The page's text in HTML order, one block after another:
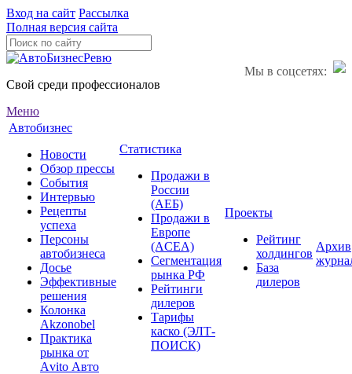
Вход на сайт Рассылка
Полная версия сайта
Мы в соцсетях:
Свой среди профессионалов
Меню
Автобизнес
Новости
Обзор прессы
События
Интервью
Рецепты
успеха
Персоны
автобизнеса
Досье
Эффективные
решения
Колонка
Akzonobel
Практика
рынка от
Аvito Авто
Статистика
Продажи в
России
(АЕБ)
Продажи в
Европе
(ACEA)
Сегментация
рынка РФ
Рейтинги
дилеров
Тарифы
каско (ЭЛТ-
ПОИСК)
Проекты
Рейтинг
холдингов
База
дилеров
Архив